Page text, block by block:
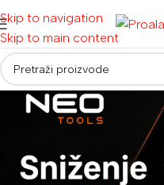
Skip to navigation
Skip to main content